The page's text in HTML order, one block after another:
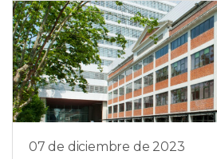
07 de diciembre de 2023